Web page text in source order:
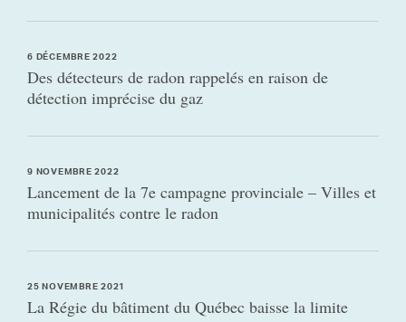
6 DÉCEMBRE 2022
Des détecteurs de radon rappelés en raison de
détection imprécise du gaz
9 NOVEMBRE 2022
Lancement de la 7e campagne provinciale – Villes et
municipalités contre le radon
25 NOVEMBRE 2021
La Régie du bâtiment du Québec baisse la limite